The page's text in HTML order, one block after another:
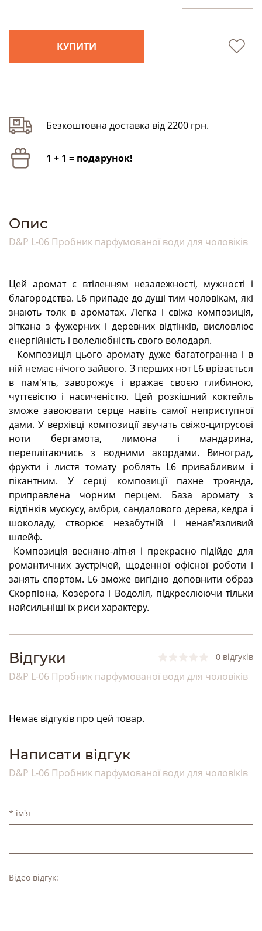
КУПИТИ
Безкоштовна доставка від 2200 грн.
1 + 1 = подарунок!
Опис
D&P L-06 Пробник парфумованої води для чоловіків
Цей аромат є втіленням незалежності, мужності і
благородства. L6 припаде до душі тим чоловікам, які
знають толк в ароматах. Легка і свіжа композиція,
зіткана з фужерних і деревних відтінків, висловлює
енергійність і волелюбність свого володаря.
Композиція цього аромату дуже багатогранна і в
ній немає нічого зайвого. З перших нот L6 врізається
в пам'ять, заворожує і вражає своєю глибиною,
чуттєвістю і насиченістю. Цей розкішний коктейль
зможе завоювати серце навіть самої неприступної
дами. У верхівці композиції звучать свіжо-цитрусові
ноти бергамота, лимона і мандарина,
переплітаючись з водними акордами. Виноград,
фрукти і листя томату роблять L6 привабливим і
пікантним. У серці композиції пахне троянда,
приправлена чорним перцем. База аромату з
відтінків мускусу, амбри, сандалового дерева, кедра і
шоколаду, створює незабутній і ненав'язливий
шлейф.
Композиція весняно-літня і прекрасно підійде для
романтичних зустрічей, щоденної офісної роботи і
занять спортом. L6 зможе вигідно доповнити образ
Скорпіона, Козерога і Водолія, підкреслюючи тільки
найсильніші їх риси характеру.
Bідгуки
D&P L-06 Пробник парфумованої води для чоловіків
0 відгуків
Немає відгуків про цей товар.
Написати відгук
D&P L-06 Пробник парфумованої води для чоловіків
* ім'я
Відео відгук: